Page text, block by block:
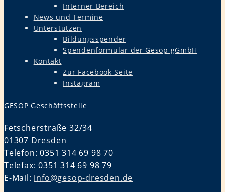
Interner Bereich
News und Termine
Unterstützen
Bildungsspender
Spendenformular der Gesop gGmbH
Kontakt
Zur Facebook Seite
Instagram
GESOP Geschäftsstelle
Fetscherstraße 32/34
01307 Dresden
Telefon: 0351 314 69 98 70
Telefax: 0351 314 69 98 79
E-Mail: info@gesop-dresden.de